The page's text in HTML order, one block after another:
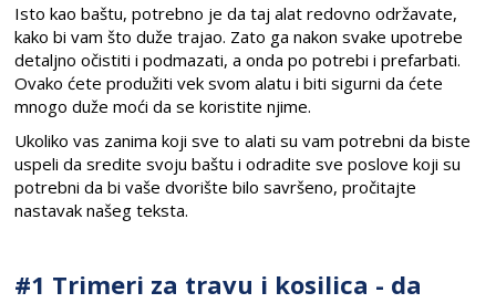
Isto kao baštu, potrebno je da taj alat redovno održavate,
kako bi vam što duže trajao. Zato ga nakon svake upotrebe
detaljno očistiti i podmazati, a onda po potrebi i prefarbati.
Ovako ćete produžiti vek svom alatu i biti sigurni da ćete
mnogo duže moći da se koristite njime.
Ukoliko vas zanima koji sve to alati su vam potrebni da biste
uspeli da sredite svoju baštu i odradite sve poslove koji su
potrebni da bi vaše dvorište bilo savršeno, pročitajte
nastavak našeg teksta.
#1 Trimeri za travu i kosilica - da